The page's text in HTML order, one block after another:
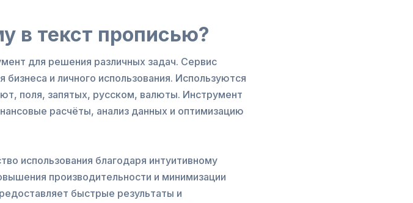
в текст прописью?
для решения различных задач. Сервис
и личного использования. Используются
поля, запятых, русском, валюты. Инструмент
расчёты, анализ данных и оптимизацию
использования благодаря интуитивному
производительности и минимизации
быстрые результаты и